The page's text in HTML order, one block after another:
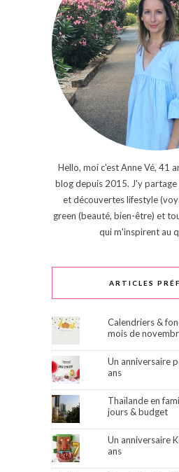
Hello, moi c'est Anne Vé, 41
blog depuis 2015. J'y
et découvertes lifestyle
green (beauté, bien-être) et
qui m'inspirent au
ARTICLES
Calendriers &
mois de
Un anniversaire
ans
Thaïlande en
jours & budget
Un anniversaire
ans